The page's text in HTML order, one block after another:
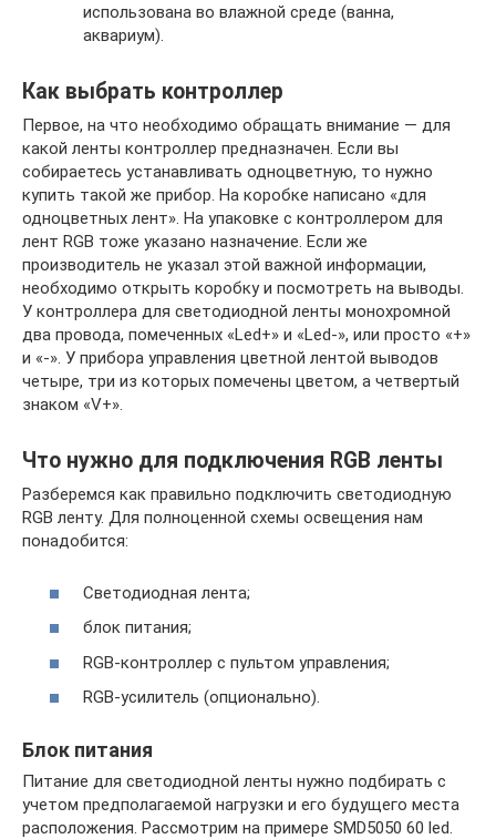
использована во влажной среде (ванна,
аквариум).
Как выбрать контроллер
Первое, на что необходимо обращать внимание — для
какой ленты контроллер предназначен. Если вы
собираетесь устанавливать одноцветную, то нужно
купить такой же прибор. На коробке написано «для
одноцветных лент». На упаковке с контроллером для
лент RGB тоже указано назначение. Если же
производитель не указал этой важной информации,
необходимо открыть коробку и посмотреть на выводы.
У контроллера для светодиодной ленты монохромной
два провода, помеченных «Led+» и «Led-», или просто «+»
и «-». У прибора управления цветной лентой выводов
четыре, три из которых помечены цветом, а четвертый
знаком «V+».
Что нужно для подключения RGB ленты
Разберемся как правильно подключить светодиодную
RGB ленту. Для полноценной схемы освещения нам
понадобится:
Светодиодная лента;
блок питания;
RGB-контроллер с пультом управления;
RGB-усилитель (опционально).
Блок питания
Питание для светодиодной ленты нужно подбирать с
учетом предполагаемой нагрузки и его будущего места
расположения. Рассмотрим на примере SMD5050 60 led.